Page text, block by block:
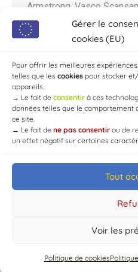
Gérer le
cookies (EU)
Pour offrir les meilleures
telles que les cookies pour stocker
appareils.
→ Le fait de consentir à ces
données telles que le comportement
ce site.
→ Le fait de ne pas consentir ou de
un effet négatif sur certaines
Tout
Voir les
Politique de cookies
Armstrong, Vasco
Restauration sur place
conseillée ! Le Shaka Pub
France…
© Mairie de Chaource [2004-
Developed by